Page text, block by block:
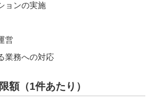
ョンの実施
営
業務への対応
（1件あたり）